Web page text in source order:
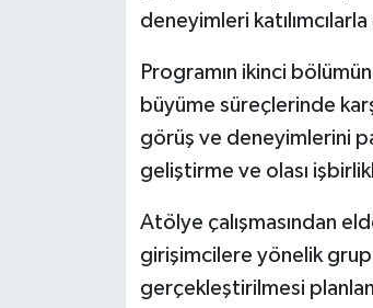
deneyimleri
Programın ikinci
büyüme süreçlerinde
görüş ve deneyimlerini
geliştirme ve olası
Atölye çalışmasından
girişimcilere yönelik
gerçekleştirilmesi